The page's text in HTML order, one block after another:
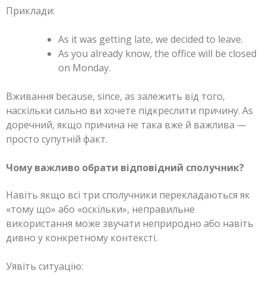
Приклади:
As it was getting late, we decided to leave.
As you already know, the office will be closed
on Monday.
Вживання because, since, as залежить від того,
наскільки сильно ви хочете підкреслити причину. As
доречний, якщо причина не така вже й важлива —
просто супутній факт.
Чому важливо обрати відповідний сполучник?
Навіть якщо всі три сполучники перекладаються як
«тому що» або «оскільки», неправильне
використання може звучати неприродно або навіть
дивно у конкретному контексті.
Уявіть ситуацію: